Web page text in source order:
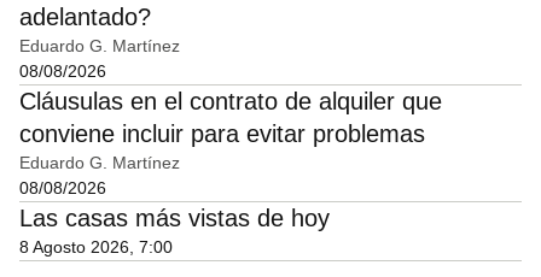
adelantado?
Eduardo G. Martínez
08/08/2026
Cláusulas en el contrato de alquiler que
conviene incluir para evitar problemas
Eduardo G. Martínez
08/08/2026
Las casas más vistas de hoy
8 Agosto 2026, 7:00